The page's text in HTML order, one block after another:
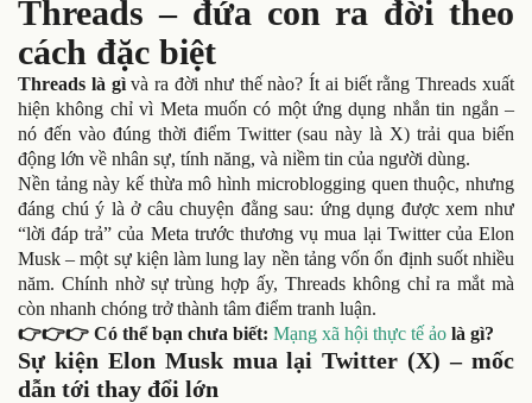
Threads – đứa con ra đời theo
cách đặc biệt
Threads là gìvà ra đời như thế nào? Ít ai biết rằng Threads xuất
hiện không chỉ vì Meta muốn có một ứng dụng nhắn tin ngắn –
nó đến vào đúng thời điểm Twitter (sau này là X) trải qua biến
động lớn về nhân sự, tính năng, và niềm tin của người dùng.
Nền tảng này kế thừa mô hình microblogging quen thuộc, nhưng
đáng chú ý là ở câu chuyện đằng sau: ứng dụng được xem như
“lời đáp trả” của Meta trước thương vụ mua lại Twitter của Elon
Musk – một sự kiện làm lung lay nền tảng vốn ổn định suốt nhiều
năm. Chính nhờ sự trùng hợp ấy, Threads không chỉ ra mắt mà
còn nhanh chóng trở thành tâm điểm tranh luận.
👉👉👉 Có thể bạn chưa biết: Mạng xã hội thực tế ảo là gì?
Sự kiện Elon Musk mua lại Twitter (X) – mốc
dẫn tới thay đổi lớn